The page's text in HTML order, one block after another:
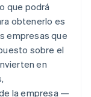
que podrá
obtenerlo es
empresas que
sobre el
en
la empresa —